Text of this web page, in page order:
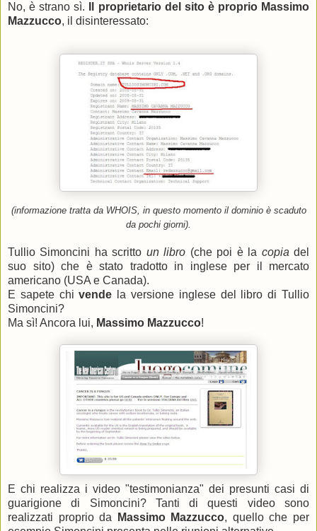
No, è strano sì.
Il proprietario del sito è proprio Massimo
Mazzucco, il disinteressato:
(informazione tratta da WHOIS, in questo momento il dominio è scaduto
da pochi giorni).
Tullio Simoncini ha scritto un libro (che poi è la copia del
suo sito) che è stato tradotto in inglese per il mercato
americano (USA e Canada).
E sapete chivende
la versione inglese del libro di Tullio
Simoncini?
Ma sì! Ancora lui, Massimo Mazzucco!
E chi realizza i video "testimonianza" dei presunti casi di
guarigione di Simoncini? Tanti di questi video sono
realizzati proprio da
Massimo Mazzucco, quello che per